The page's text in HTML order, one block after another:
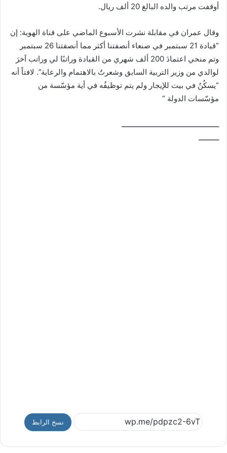
أوقفت مرتب والده البالغ 20 ألف ريال.
وقال عمران في مقابلة نشرت الأسبوع الماضي على قناة الهوية: إن
“قيادة 21 سبتمبر في صنعاء أنصفتنا أكثر مما أنصفتنا 26 سبتمبر
وتم منحي اعتمادَ 200 ألف شهري من القيادة وراتبًا لي وراتب آخرَ
لوالدي من وزير التربية السابق وشعرتُ بالاهتمام والرعاية”. لافتاً أنه
“يسكُنُ في بيت للإيجار ولم يتم توظيفُه في أية مؤسّسة من
مؤسّسات الدولة “
ــــــــــــــــــــــــــــــــــــــــــــــــ
ــــــــــ
نسخ الرابط